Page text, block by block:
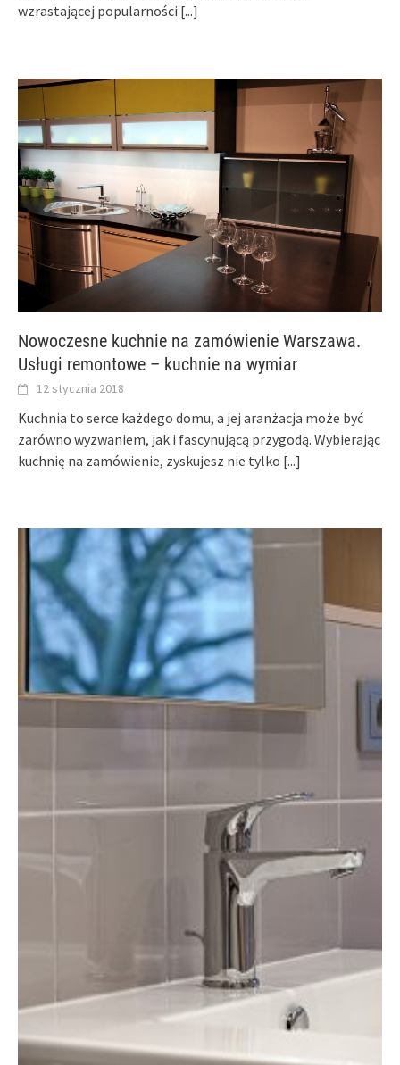
wzrastającej popularności [...]
Nowoczesne kuchnie na zamówienie Warszawa.
Usługi remontowe – kuchnie na wymiar
12 stycznia 2018
Kuchnia to serce każdego domu, a jej aranżacja może być
zarówno wyzwaniem, jak i fascynującą przygodą. Wybierając
kuchnię na zamówienie, zyskujesz nie tylko [...]